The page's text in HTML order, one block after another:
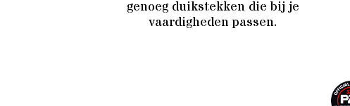
genoeg duikstekken die bij je
vaardigheden passen.